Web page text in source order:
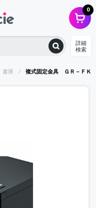
0
詳細
検索
書庫 複式固定金具 ＧＲ－ＦＫ